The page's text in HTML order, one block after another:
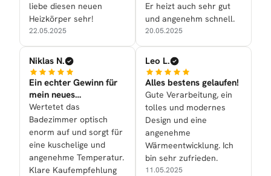
liebe diesen neuen
Heizkörper sehr!
22.05.2025
Niklas N.
Ein echter Gewinn für
mein neues
Badezimmer
Wertetet das
Badezimmer optisch
enorm auf und sorgt für
eine kuschelige und
angenehme Temperatur.
Klare Kaufempfehlung
Er heizt auch sehr gut
und angenehm schnell.
20.05.2025
Leo L.
Alles bestens gelaufen!
Gute Verarbeitung, ein
tolles und modernes
Design und eine
angenehme
Wärmeentwicklung. Ich
bin sehr zufrieden.
11.05.2025